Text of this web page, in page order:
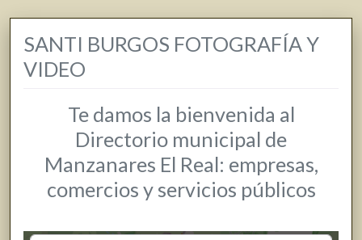
SANTI BURGOS FOTOGRAFÍA Y
VIDEO
Te damos la bienvenida al
Directorio municipal de
Manzanares El Real: empresas,
comercios y servicios públicos